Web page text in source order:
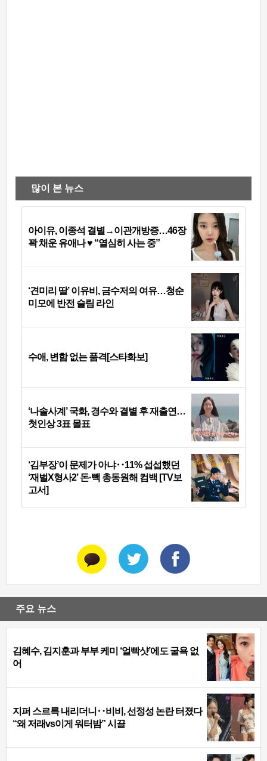
많이 본 뉴스
아이유, 이종석 결별→이관개방증…46장
꽉 채운 유애나 ♥ “열심히 사는 중”
‘견미리 딸’ 이유비, 금수저의 여유…청순
미모에 반전 슬림 라인
수애, 변함 없는 품격[스타화보]
‘나솔사계’ 국화, 경수와 결별 후 재출연…
첫인상 3표 몰표
‘김부장’이 문제가 아냐‥11% 섭섭했던
‘재벌X형사2’ 돈·빽 총동원해 컴백 [TV보
고서]
주요 뉴스
김혜수, 김지훈과 부부 케미 ‘얼빡샷’에도 굴욕 없
어
지퍼 스르륵 내리더니‥비비, 선정성 논란 터졌다
“왜 저래vs이게 워터밤” 시끌